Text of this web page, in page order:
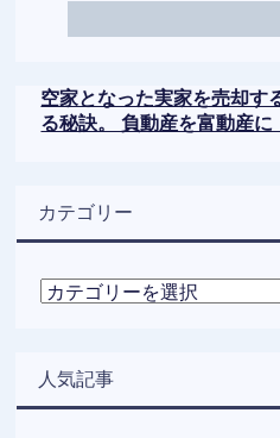
空家となった実家を売却す
る秘訣。 負動産を富動産に
カテゴリー
カ
ー
人気記事